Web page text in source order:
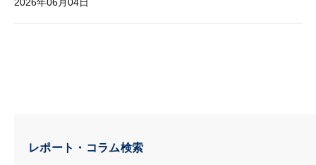
レポート・コラム検索